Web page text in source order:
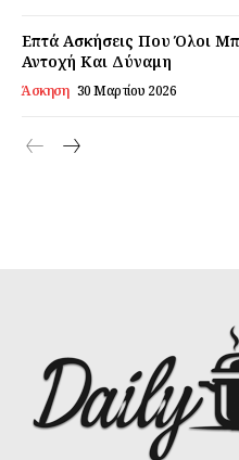
Επτά Ασκήσεις Που Όλοι
Αντοχή Και Δύναμη
Άσκηση 30 Μαρτίου 2026